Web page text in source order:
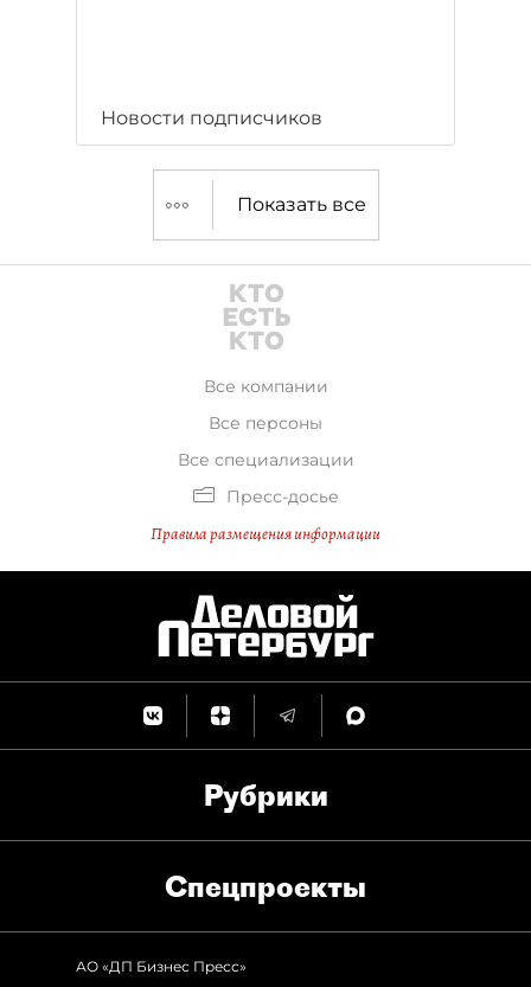
Новости подписчиков
Показать все
Все компании
Все персоны
Все специализации
Пресс-досье
Правила размещения информации
Рубрики
Спец­проекты
АО «ДП Бизнес Пресс»